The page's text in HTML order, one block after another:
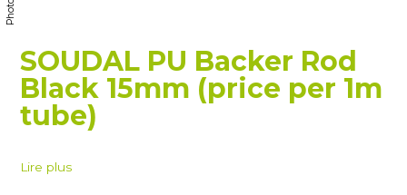
SOUDAL PU Backer Rod
Black 15mm (price per 1m
tube)
Lire plus